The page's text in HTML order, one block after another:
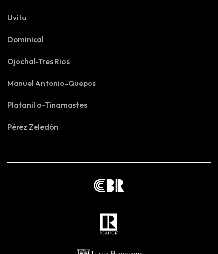
Uvita
Dominical
Ojochal-Tres Rios
Manuel Antonio-Quepos
Platanillo-Tinamastes
Pérez Zeledón